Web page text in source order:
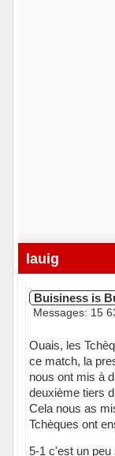
lauig
Buisiness is
Messages: 15
Ouais, les
ce match, la
nous ont mis à
deuxième tiers
Cela nous as
Tchèques ont
5-1 c'est un peu